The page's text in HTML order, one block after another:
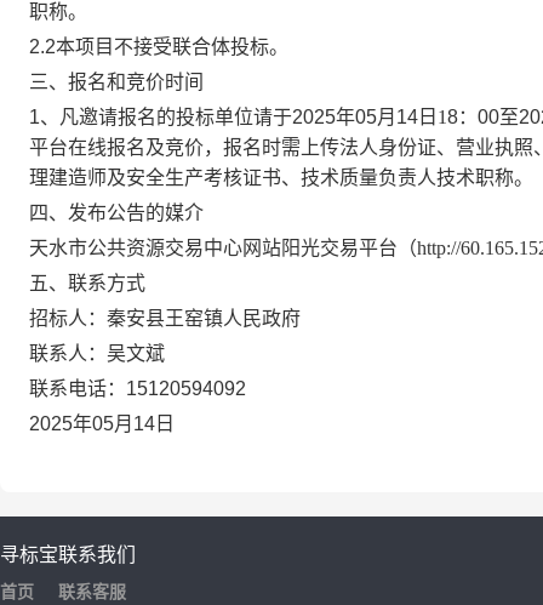
职称。
2.2本项目不接受联合体投标。
三、报名和竞价时间
1、凡邀请报名的投标单位请于2025年05月 14 日 18： 00至
平台在线报名及竞价，报名时需上传法人身份证、营业执照
理建造师及安全生产考核证书、技术质量负责人技术职称。
四、发布公告的媒介
天水市公共资源交易中心网站阳光交易平台（http://
五、联系方式
招标人： 秦安县王窑镇人民政府
联系人： 吴文斌
联系电话： 15120594092
2025年05月 14 日
寻标宝
首页
联系我们
联系客服